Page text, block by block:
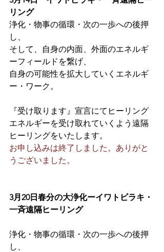
リング
浄化・物事の循環・次の一歩への後押
し、
そして、自身の内面、外面のエネルギ
ーフィールドを繋げ、
自身の可能性を拡大していくエネルギ
ー・ワーク。
『受け取ります』宣言にてヒーリング
エネルギーを受け取れていくよう遠隔
ヒーリングをいたします。
お申し込みは終了しました。ありがと
うございました。
3月20日春分の大浄化ーイワトビラキ・
一斉遠隔ヒーリング
浄化・物事の循環・次の一歩への後押
し、